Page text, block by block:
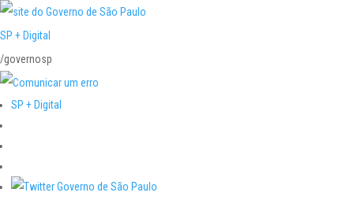
SP + Digital
/governosp
SP + Digital